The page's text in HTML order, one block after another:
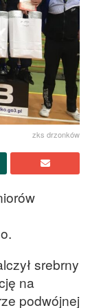
zks drzonków
srebrny
na
podwójnej